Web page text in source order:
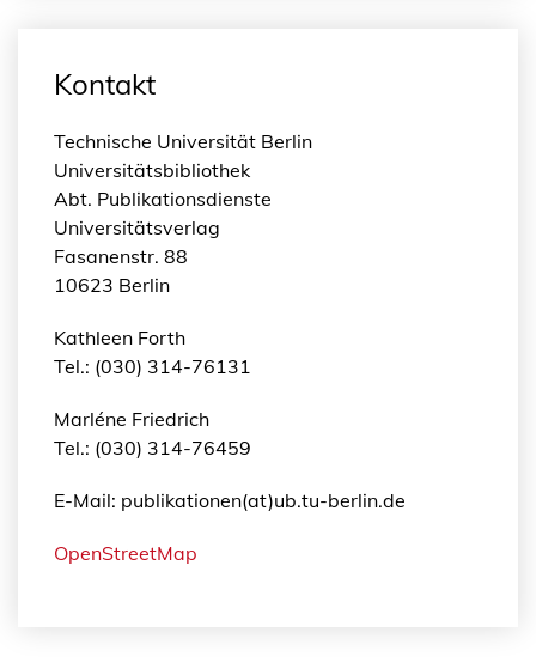
Kontakt
Technische Universität Berlin
Universitätsbibliothek
Abt. Publikationsdienste
Universitätsverlag
Fasanenstr. 88
10623 Berlin
Kathleen Forth
Tel.: (030) 314-76131
Marléne Friedrich
Tel.: (030) 314-76459
E-Mail: publikationen(at)ub.tu-berlin.de
OpenStreetMap